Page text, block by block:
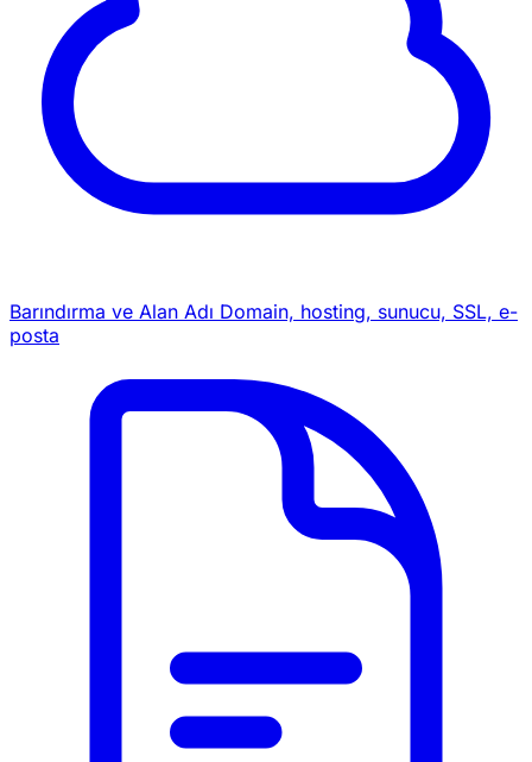
Barındırma ve Alan Adı Domain, hosting, sunucu, SSL, e-
posta